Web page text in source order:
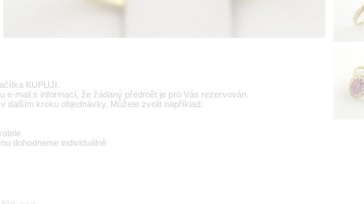
KUPUJI.
mail s informací, že žádaný předmět je pro Vás rezervován.
dalším kroku objednávky. Můžete zvolit například:
dohodneme individuálně